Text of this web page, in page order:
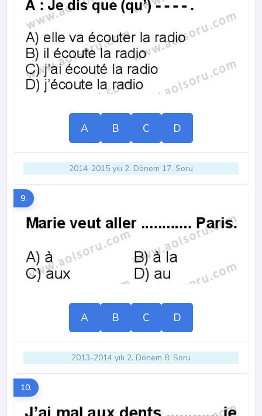
A B C D
2014-2015 yılı 2. Dönem 17. Soru
9.
A B C D
2013-2014 yılı 2. Dönem 8. Soru
10.